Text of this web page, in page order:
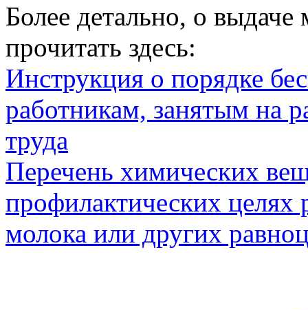
Более детально, о
прочитать здесь:
Инструкция о порядке
работникам, занятым на
труда
Перечень химических
профилактических целях
молока или других